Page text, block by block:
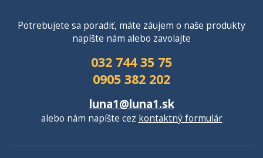
Potrebujete sa poradiť, máte záujem o naše produkty
napíšte nám alebo zavolajte
032 744 35 75
0905 382 202
luna1@luna1.sk
alebo nám napíšte cez kontaktný formulár